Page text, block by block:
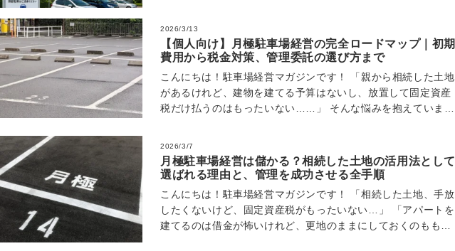
2026/3/13
【個人向け】月極駐車場経営の完全ロードマップ｜初期
費用から税金対策、管理委託の選び方まで
こんにちは！駐車場経営マガジンです！ 「親から相続した土地
があるけれど、建物を建てる予算はないし、放置して固定資産
税だけ払うのはもったいない……」 そんな悩みを抱えていませ
2026/3/7
月極駐車場経営は儲かる？相続した土地の活用法として
選ばれる理由と、管理を成功させる全手順
こんにちは！駐車場経営マガジンです！ 「相続した土地、手放
したくないけど、固定資産税がもったいない…」 「アパートを
建てるのは借金が怖いけれど、更地のままにしておくのももっ